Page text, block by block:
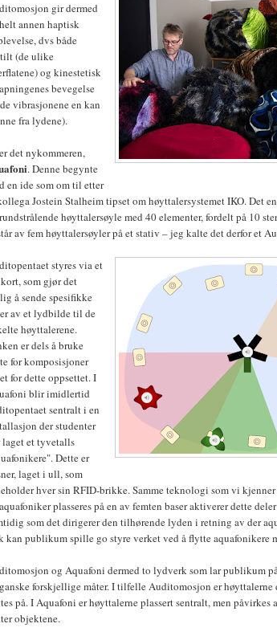
gir dermed
annen haptisk
dvs både
(de ulike
og kinestetisk
bevegelse
vibrasjonene en kan
fra lydene).
det nykommeren,
. Denne begynte
en ide som om til etter
Jostein Stalheim tipset om høyttalersystemet IKO. Det
høyttalersøyle med 40 elementer, fordelt på 10
av fem høyttalersøyler på et stativ – jeg kalte det derfor et
styres via et
som gjør det
å sende spesifikke
av et lydbilde til de
høyttalerene.
er dels å bruke
for komposisjoner
for dette oppsettet. I
blir imidlertid
sentralt i en
der studenter
laget et tyvetalls
Dette er
laget i ull, som
hver sin RFID-brikke. Samme teknologi som vi
plasseres på en av femten baser aktiverer dette
som det dirigerer den tilhørende lyden i retning av der
kan publikum spille go styre verket ved å flytte aquafonikere
og Aquafoni dermed to lydverk som lar publikum
forskjellige måter. I tilfelle Auditomosjon er høyttalerne
på. I Aquafoni er høyttalerne plassert sentralt, men
objektene.